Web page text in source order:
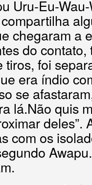
Uru-Eu-
chegaram a
do
tiros, foi
era índio
se
lá.Não quis
deles”.
com os